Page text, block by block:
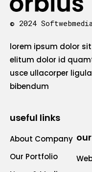
© 2024
lorem ipsum dolor
elitum dolor id
usce ullacorper
bibendum
useful links
About Company
Our Portfolio